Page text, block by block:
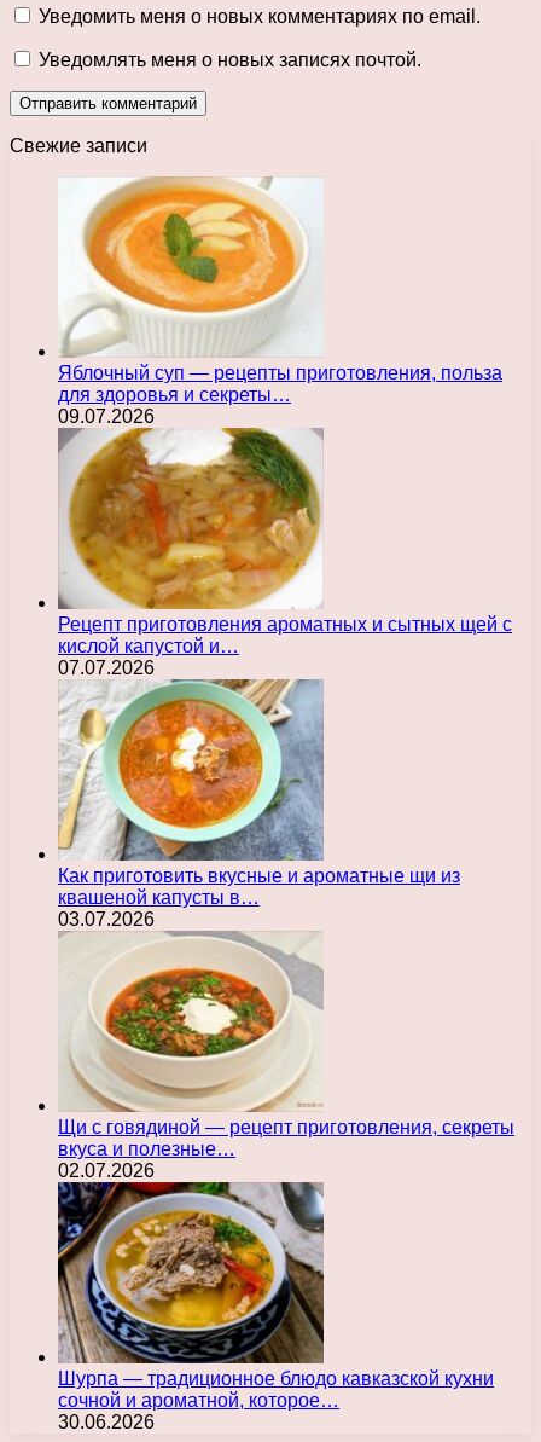
Уведомить меня о новых комментариях по email.
Уведомлять меня о новых записях почтой.
Свежие записи
Яблочный суп — рецепты приготовления, польза
для здоровья и секреты…
09.07.2026
Рецепт приготовления ароматных и сытных щей с
кислой капустой и…
07.07.2026
Как приготовить вкусные и ароматные щи из
квашеной капусты в…
03.07.2026
Щи с говядиной — рецепт приготовления, секреты
вкуса и полезные…
02.07.2026
Шурпа — традиционное блюдо кавказской кухни
сочной и ароматной, которое…
30.06.2026